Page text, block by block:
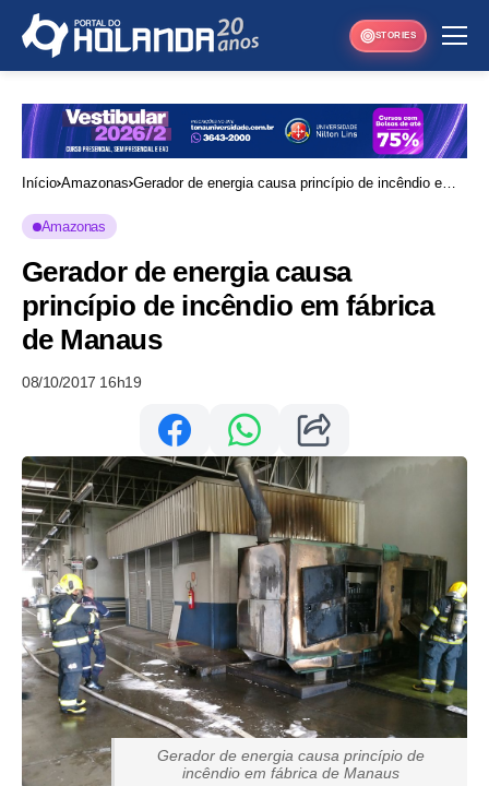
STORIES
Início Amazonas Gerador de energia causa princípio de incêndio em
Amazonas
Gerador de energia causa
princípio de incêndio em fábrica
de Manaus
08/10/2017 16h19
Gerador de energia causa princípio de
incêndio em fábrica de Manaus